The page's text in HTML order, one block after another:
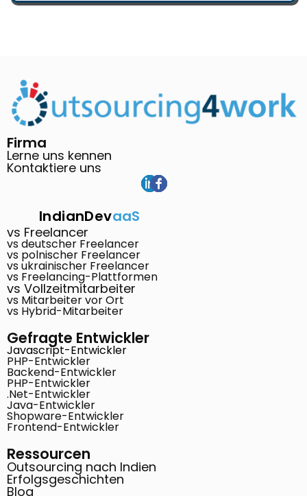
Firma
Lerne uns kennen
Kontaktiere uns
IndianDevaaS
vs Freelancer
vs deutscher Freelancer
vs polnischer Freelancer
vs ukrainischer Freelancer
vs Freelancing-Plattformen
vs Vollzeitmitarbeiter
vs Mitarbeiter vor Ort
vs Hybrid-Mitarbeiter
Gefragte Entwickler
Javascript-Entwickler
PHP-Entwickler
Backend-Entwickler
PHP-Entwickler
.Net-Entwickler
Java-Entwickler
Shopware-Entwickler
Frontend-Entwickler
Ressourcen
Outsourcing nach Indien
Erfolgsgeschichten
Blog